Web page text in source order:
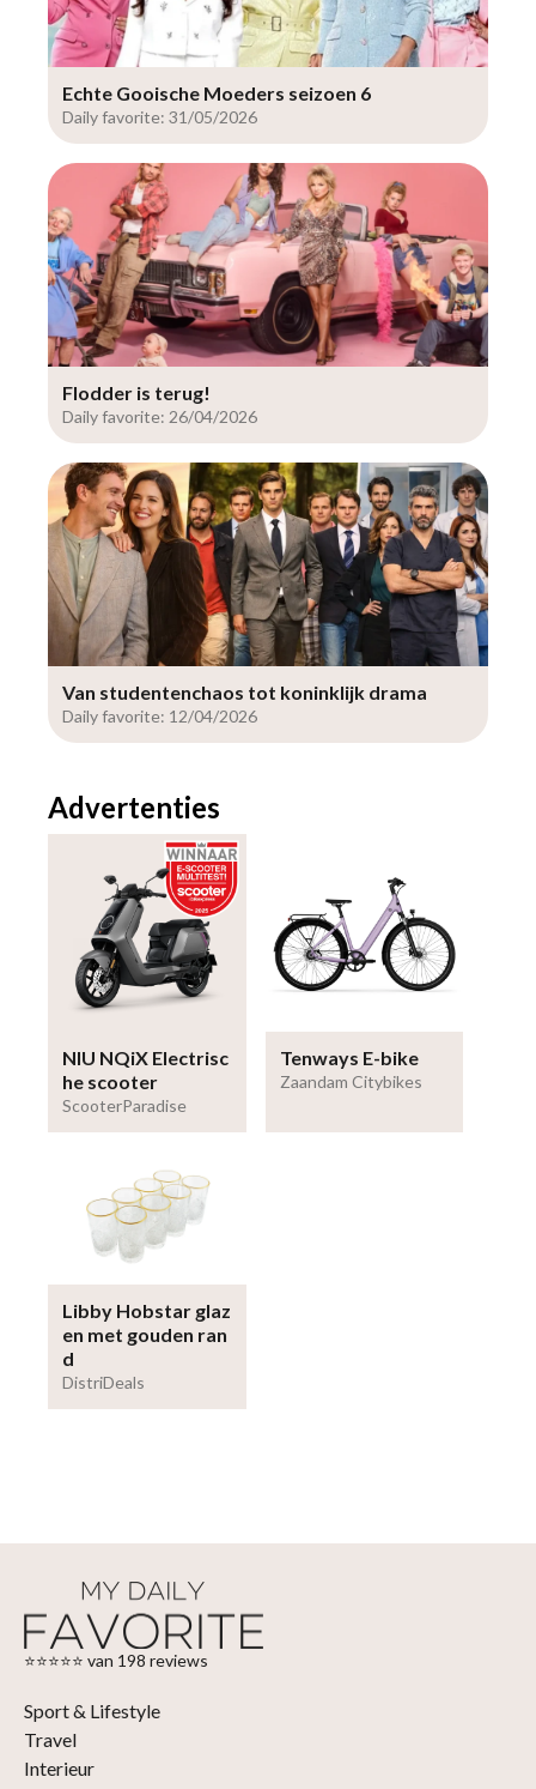
Echte Gooische Moeders seizoen 6
Daily favorite: 31/05/2026
Flodder is terug!
Daily favorite: 26/04/2026
Van studentenchaos tot koninklijk drama
Daily favorite: 12/04/2026
Advertenties
NIU NQiX Electrisc
he scooter
ScooterParadise
Tenways E-bike
Zaandam Citybikes
Libby Hobstar glaz
en met gouden ran
d
DistriDeals
⭐⭐⭐⭐⭐ van 198 reviews
Sport & Lifestyle
Travel
Interieur